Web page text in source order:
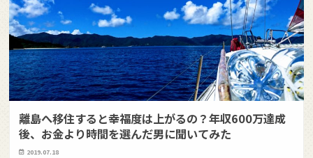
離島へ移住すると幸福度は上がるの？年収600万達成
後、お金より時間を選んだ男に聞いてみた
2019.07.18